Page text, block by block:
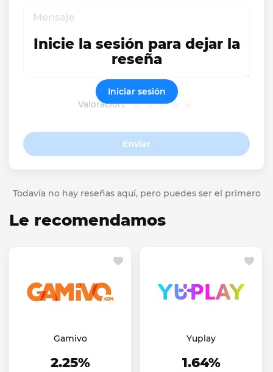
Valoración:
Enviar
Inicie la sesión para dejar la
reseña
Iniciar sesión
Todavía no hay reseñas aquí, pero puedes ser el primero
Le recomendamos
Gamivo
2.25%
Yuplay
1.64%